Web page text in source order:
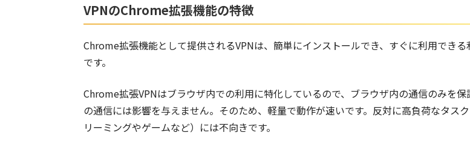
VPNのChrome拡張機能の特徴
Chrome拡張機能として提供されるVPNは、簡単にインストールでき、すぐに利用でき
です。
Chrome拡張VPNはブラウザ内での利用に特化しているので、ブラウザ内の通信のみを保
の通信には影響を与えません。そのため、軽量で動作が速いです。反対に高負荷なタス
リーミングやゲームなど）には不向きです。